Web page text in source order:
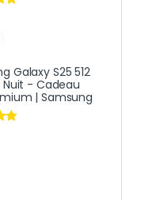
Galaxy S25 512
Nuit - Cadeau
| Samsung